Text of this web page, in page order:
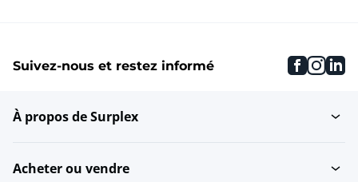
Suivez-nous et restez informé
À propos de Surplex
Acheter ou vendre